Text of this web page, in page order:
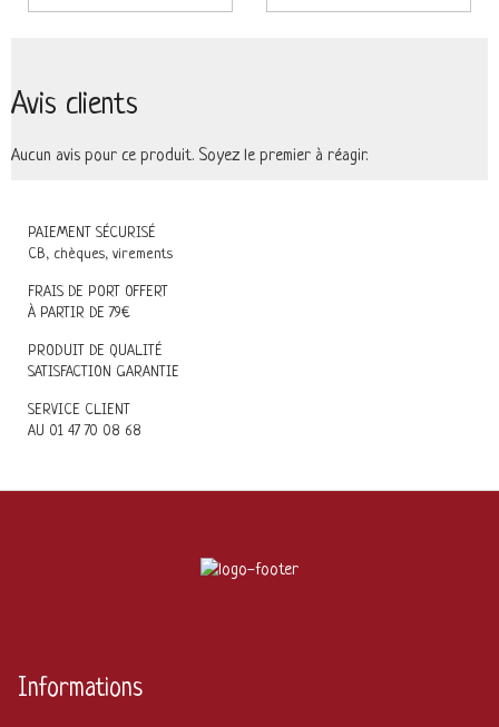
Avis clients
Aucun avis pour ce produit. Soyez le premier à réagir.
PAIEMENT SÉCURISÉ
CB, chèques, virements
FRAIS DE PORT OFFERT
À PARTIR DE 79€
PRODUIT DE QUALITÉ
SATISFACTION GARANTIE
SERVICE CLIENT
AU 01 47 70 08 68
Informations